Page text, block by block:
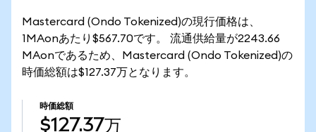
Mastercard (Ondo Tokenized)の現行価格は、
1MAonあたり$567.70です。 流通供給量が2243.66
MAonであるため、Mastercard (Ondo Tokenized)の
時価総額は$127.37万となります。
時価総額
$127.37万